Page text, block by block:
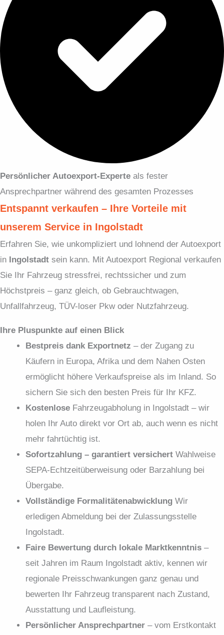
Persönlicher Autoexport-Experte als fester
Ansprechpartner während des gesamten Prozesses
Entspannt verkaufen – Ihre Vorteile mit
unserem Service in Ingolstadt
Erfahren Sie, wie unkompliziert und lohnend der Autoexport
in Ingolstadt sein kann. Mit Autoexport Regional verkaufen
Sie Ihr Fahrzeug stressfrei, rechtssicher und zum
Höchstpreis – ganz gleich, ob Gebrauchtwagen,
Unfallfahrzeug, TÜV-loser Pkw oder Nutzfahrzeug.
Ihre Pluspunkte auf einen Blick
Bestpreis dank Exportnetz – der Zugang zu
Käufern in Europa, Afrika und dem Nahen Osten
ermöglicht höhere Verkaufspreise als im Inland. So
sichern Sie sich den besten Preis für Ihr KFZ.
Kostenlose Fahrzeugabholung in Ingolstadt – wir
holen Ihr Auto direkt vor Ort ab, auch wenn es nicht
mehr fahrtüchtig ist.
Sofortzahlung – garantiert versichert Wahlweise
SEPA-Echtzeit­überweisung oder Barzahlung bei
Übergabe.
Vollständige Formalitäten­abwicklung Wir
erledigen Abmeldung bei der Zulassungs­stelle
Ingolstadt.
Faire Bewertung durch lokale Marktkenntnis –
seit Jahren im Raum Ingolstadt aktiv, kennen wir
regionale Preisschwankungen ganz genau und
bewerten Ihr Fahrzeug transparent nach Zustand,
Ausstattung und Laufleistung.
Persönlicher Ansprechpartner – vom Erstkontakt